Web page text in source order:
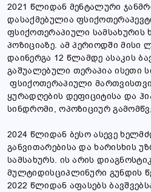
2021 წლიდან მენტალური
დასაქმებულია
ფსიქოთერაპიული სამსახურის
პოზიციაზე. ამ პერიოდში მისი
დაინერგა 12 წლამდე ასაკის
გაშუალებული თერაპია ისეთი
ფსიქოთერაპიული
ყურადღების დეფიციტისა და
სინდრომი, ოპოზიციურ
2024 წლიდან ბესო ასევე
განვითარებისა და ხარისხის
სამსახურს. ის არის
მულტიდისციპლინური გუნდის
2022 წლიდან აფასებს